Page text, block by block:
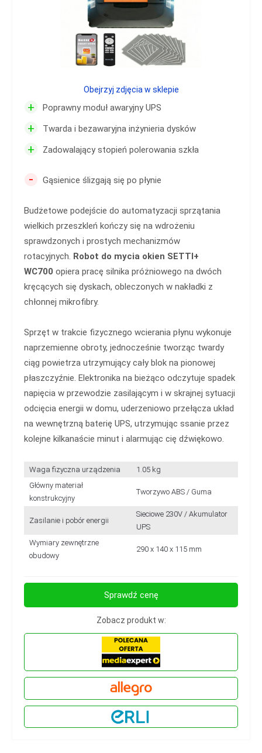
+ Poprawny moduł awaryjny UPS
+ Twarda i bezawaryjna inżynieria dysków
+ Zadowalający stopień polerowania szkła
- Gąsienice ślizgają się po płynie
Budżetowe podejście do automatyzacji sprzątania
wielkich przeszkleń kończy się na wdrożeniu
sprawdzonych i prostych mechanizmów
rotacyjnych. Robot do mycia okien SETTI+
WC700 opiera pracę silnika próżniowego na dwóch
kręcących się dyskach, obleczonych w nakładki z
chłonnej mikrofibry.
Sprzęt w trakcie fizycznego wcierania płynu wykonuje
naprzemienne obroty, jednocześnie tworząc twardy
ciąg powietrza utrzymujący cały blok na pionowej
płaszczyźnie. Elektronika na bieżąco odczytuje spadek
napięcia w przewodzie zasilającym i w skrajnej sytuacji
odcięcia energii w domu, uderzeniowo przełącza układ
na wewnętrzną baterię UPS, utrzymując ssanie przez
kolejne kilkanaście minut i alarmując cię dźwiękowo.
Waga fizyczna urządzenia
1.05 kg
Główny materiał
konstrukcyjny
Tworzywo ABS / Guma
Zasilanie i pobór energii
Sieciowe 230V / Akumulator
UPS
Wymiary zewnętrzne
obudowy
290 x 140 x 115 mm
Obejrzyj zdjęcia w sklepie
Sprawdź cenę
Zobacz produkt w: